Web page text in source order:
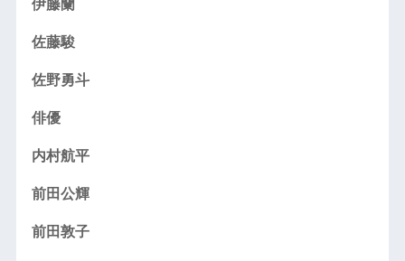
伊藤蘭
佐藤駿
佐野勇斗
俳優
内村航平
前田公輝
前田敦子